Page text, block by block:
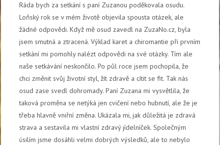
Ráda bych za setkání s paní Zuzanou poděkovala osudu.
Loňský rok se v mém životě objevila spousta otázek, ale
žádné odpovědi. Když mě osud zavedl na ZuzaNo.cz, byla
jsem smutná a ztracená. Výklad karet a chiromantie při prvním
setkání mi pomohly nalézt odpovědi na své otázky. Tím ale
naše setkávání neskončilo. Po půl roce jsem pochopila, že
chci změnit svůj životní styl, žít zdravě a cítit se fit. Tak nás
osud zase svedl dohromady. Paní Zuzana mi vysvětlila, že
taková proměna se netýká jen cvičení nebo hubnutí, ale že je
třeba hlavně vniřní změna. Ukázala mi, jak důležitá je zdravá
strava a sestavila mi vlastní zdravý jídelníček. Společným
úsilím jsme dosáhli velmi dobrých výsledků, ale to nebylo